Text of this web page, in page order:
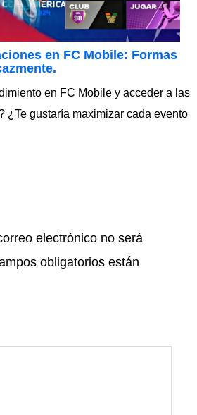
en FC Mobile: Formas
en FC Mobile y acceder a las
¿Te gustaría maximizar cada evento
electrónico no será
obligatorios están